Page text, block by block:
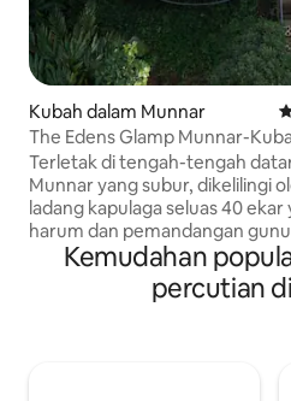
Kubah dalam Munnar
The Edens Glamp Munnar-
Terletak di tengah-tengah
Munnar yang subur, dikelilingi
ladang kapulaga seluas 40 ekar
harum dan pemandangan
berkabus. Penginapan kami
menggabungkan keselesaan
alam semula jadi —
Kemudahan
percutian